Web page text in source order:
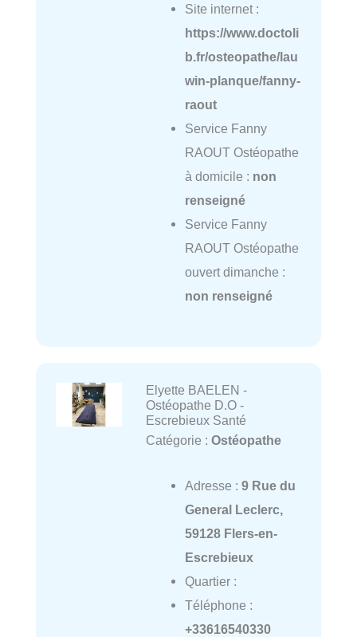
Site internet :
https://www.doctoli
b.fr/osteopathe/lau
win-planque/fanny-
raout
Service Fanny
RAOUT Ostéopathe
à domicile : non
renseigné
Service Fanny
RAOUT Ostéopathe
ouvert dimanche :
non renseigné
Elyette BAELEN -
Ostéopathe D.O -
Escrebieux Santé
Catégorie : Ostéopathe
Adresse : 9 Rue du
General Leclerc,
59128 Flers-en-
Escrebieux
Quartier :
Téléphone :
+33616540330